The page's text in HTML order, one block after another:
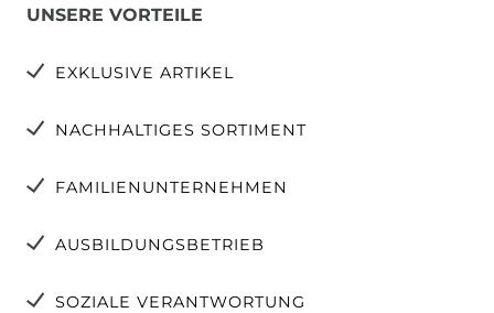
UNSERE VORTEILE
EXKLUSIVE ARTIKEL
NACHHALTIGES SORTIMENT
FAMILIENUNTERNEHMEN
AUSBILDUNGSBETRIEB
SOZIALE VERANTWORTUNG